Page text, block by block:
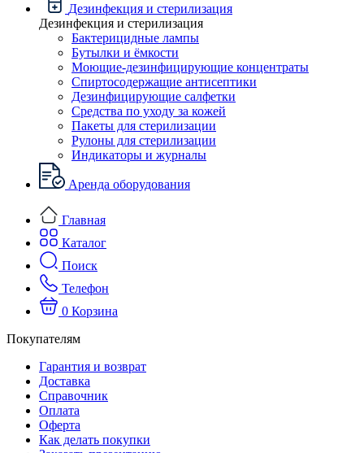
Дезинфекция и стерилизация
Дезинфекция и стерилизация
Бактерицидные лампы
Бутылки и ёмкости
Моющие-дезинфицирующие концентраты
Спиртосодержащие антисептики
Дезинфицирующие салфетки
Средства по уходу за кожей
Пакеты для стерилизации
Рулоны для стерилизации
Индикаторы и журналы
Аренда оборудования
Главная
Каталог
Поиск
Телефон
0 Корзина
Покупателям
Гарантия и возврат
Доставка
Справочник
Оплата
Оферта
Как делать покупки